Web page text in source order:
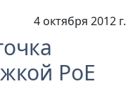
4 октября 2012 г.
PoE